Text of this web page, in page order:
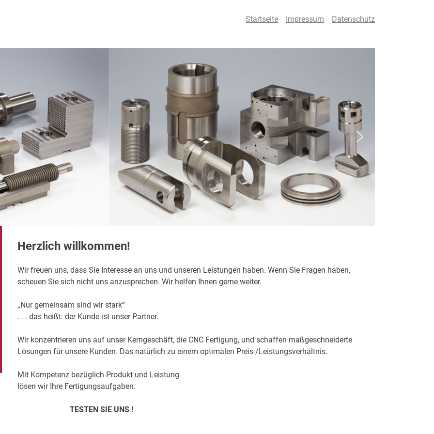
Startseite Impressum Datenschutz
Herzlich willkommen!
Wir freuen uns, dass Sie Interesse an uns und unseren Leistungen haben. Wenn Sie Fragen haben,
scheuen Sie sich nicht uns anzusprechen. Wir helfen Ihnen gerne weiter.
„Nur gemeinsam sind wir stark“
. . . das heißt: der Kunde ist unser Partner.
Wir konzentrieren uns auf unser Kerngeschäft, die CNC Fertigung, und schaffen maßgeschneiderte
Lösungen für unsere Kunden. Das natürlich zu einem optimalen Preis-/Leistungsverhältnis.
Mit Kompetenz bezüglich Produkt und Leistung
lösen wir Ihre Fertigungsaufgaben.
TESTEN SIE UNS !